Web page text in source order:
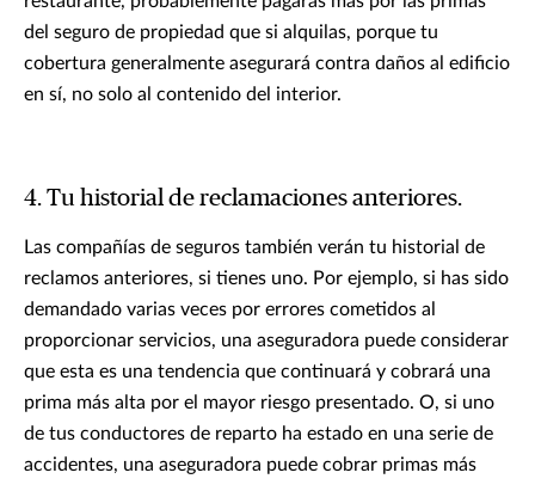
del seguro de propiedad que si alquilas, porque tu
cobertura generalmente asegurará contra daños al edificio
en sí, no solo al contenido del interior.
4. Tu historial de reclamaciones anteriores.
Las compañías de seguros también verán tu historial de
reclamos anteriores, si tienes uno. Por ejemplo, si has sido
demandado varias veces por errores cometidos al
proporcionar servicios, una aseguradora puede considerar
que esta es una tendencia que continuará y cobrará una
prima más alta por el mayor riesgo presentado. O, si uno
de tus conductores de reparto ha estado en una serie de
accidentes, una aseguradora puede cobrar primas más